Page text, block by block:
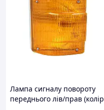
Лампа сигналу повороту
переднього лів/прав (колір